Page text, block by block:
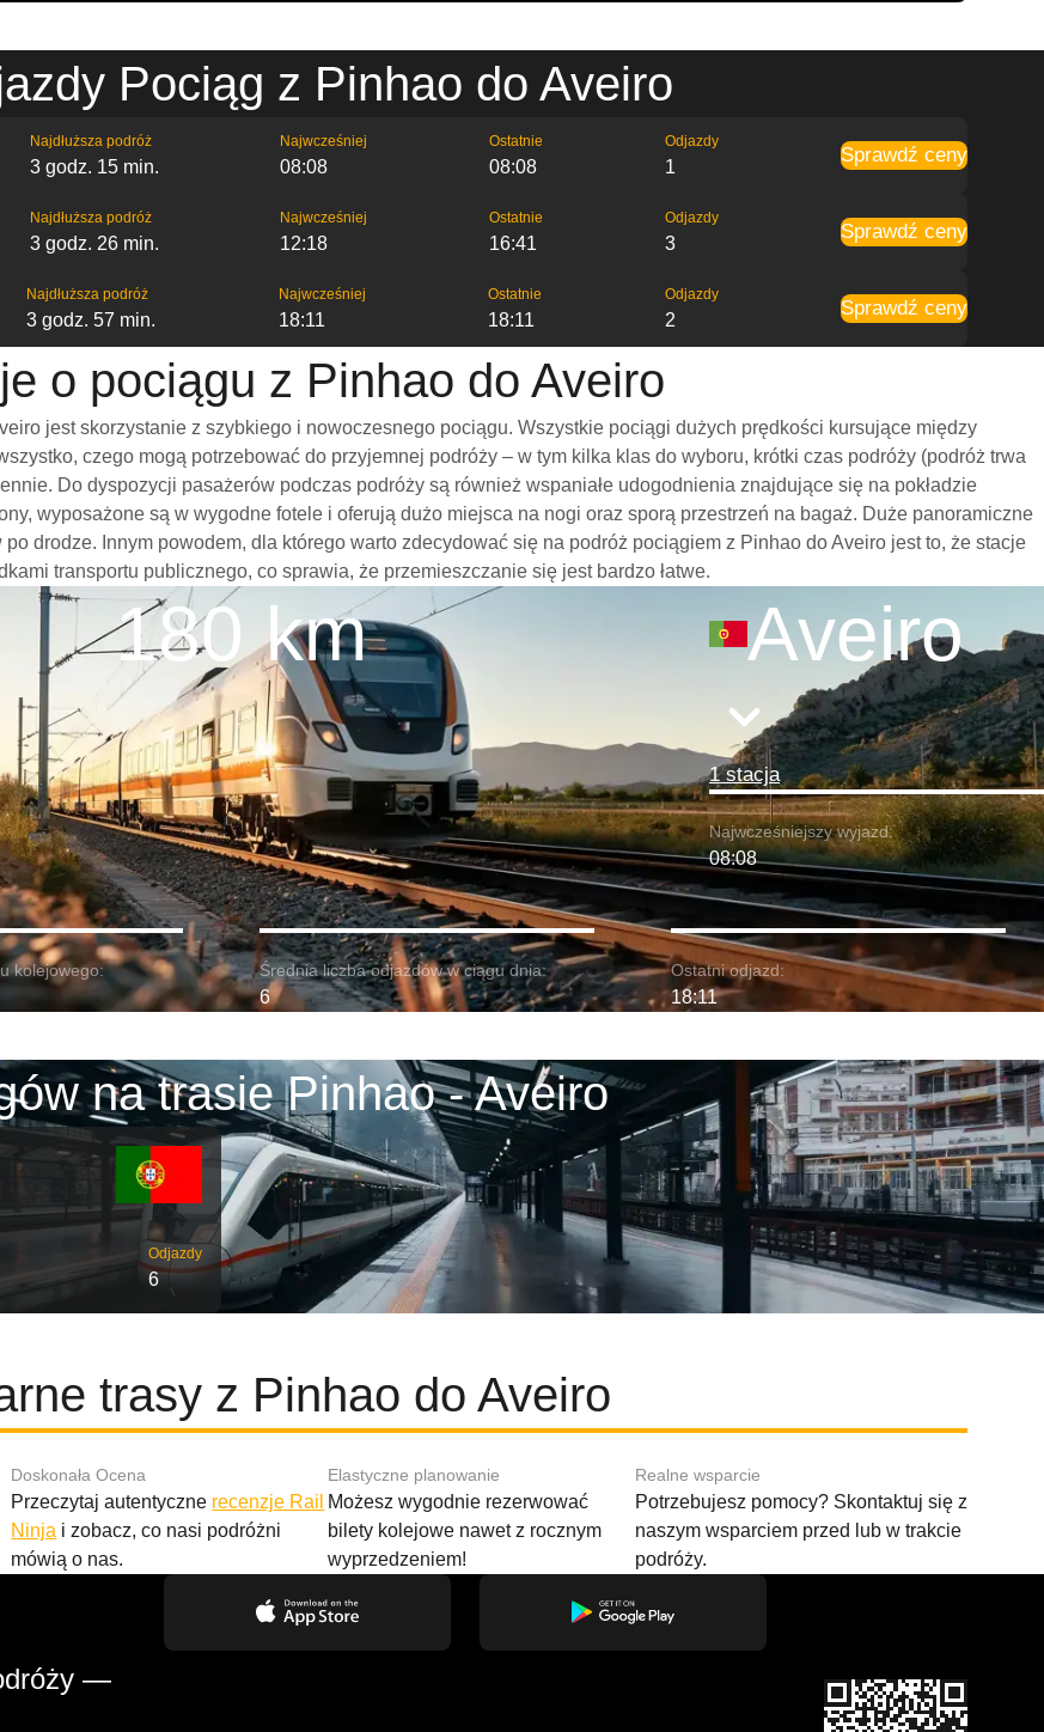
Pociąg z Pinhao do Aveiro
Najdłuższa podróż
3 godz. 15 min.
Najwcześniej
08:08
Ostatnie
08:08
Odjazdy
1
Sprawdź ceny
Najdłuższa podróż
3 godz. 26 min.
Najwcześniej
12:18
Ostatnie
16:41
Odjazdy
3
Sprawdź ceny
Najdłuższa podróż
3 godz. 57 min.
Najwcześniej
18:11
Ostatnie
18:11
Odjazdy
2
Sprawdź ceny
o pociągu z Pinhao do Aveiro
jest skorzystanie z szybkiego i nowoczesnego pociągu. Wszystkie pociągi dużych prędkości kursujące między
czego mogą potrzebować do przyjemnej podróży – w tym kilka klas do wyboru, krótki czas podróży (podróż trwa
Do dyspozycji pasażerów podczas podróży są również wspaniałe udogodnienia znajdujące się na pokładzie
wyposażone są w wygodne fotele i oferują dużo miejsca na nogi oraz sporą przestrzeń na bagaż. Duże panoramiczne
drodze. Innym powodem, dla którego warto zdecydować się na podróż pociągiem z Pinhao do Aveiro jest to, że stacje
transportu publicznego, co sprawia, że przemieszczanie się jest bardzo łatwe.
180 km Aveiro
1 stacja
Najwcześniejszy wyjazd:
08:08
kolejowego: Średnia liczba odjazdów w ciągu dnia:
6
Ostatni odjazd:
18:11
na trasie Pinhao - Aveiro
Odjazdy
6
trasy z Pinhao do Aveiro
Doskonała Ocena
Przeczytaj autentyczne recenzje Rail
Ninja i zobacz, co nasi podróżni
mówią o nas.
Elastyczne planowanie
Możesz wygodnie rezerwować
bilety kolejowe nawet z rocznym
wyprzedzeniem!
Realne wsparcie
Potrzebujesz pomocy? Skontaktuj się z
naszym wsparciem przed lub w trakcie
podróży.
—